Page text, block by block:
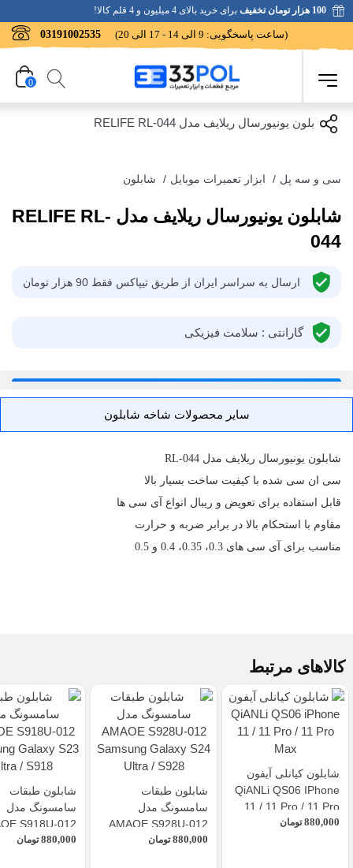
100 هزار تومان تخفیف برای خرید بالای 4 میلیون و 4 قلم کالا!
03191002535 (ساعت پاسخگویی: 9 الی 14 - 17 الی 20)
0
سی و سه پل / ابزار تعمیرات موبایل / شابلون
شابلون یونیورسال ریلایف مدل RELIFE RL-
044
ارسال به سراسر ایران از طریق تیپاکس فقط 90 هزار تومان
گارانتی : سلامت فیزیکی
سایر محصولات شاخه شابلون
شابلون یونیورسال ریلایف مدل RL-044
سی ان سی شده با کیفیت ساخت بسیار بالا
قابل استفاده برای تعویض و ریبال انواع آی سی ها
مقاوم با استحکام بالا در برابر ضربه و حرارت
مناسب برای آی سی های 0.3، 0.35، 0.4 و 0.5
کالاهای مرتبط
شابلون کیانلی آیفون
QiANLi QS06 IPhone
11 / 11 Pro / 11 Pro
Max
880,000 تومان
شابلون طبقات
سامسونگ مدل
AMAOE S928U-012
Samsung Galaxy S24
880,000 تومان
شابلون طبقات
سامسونگ مدل
S918U-012
Galaxy S23
880,000 تومان